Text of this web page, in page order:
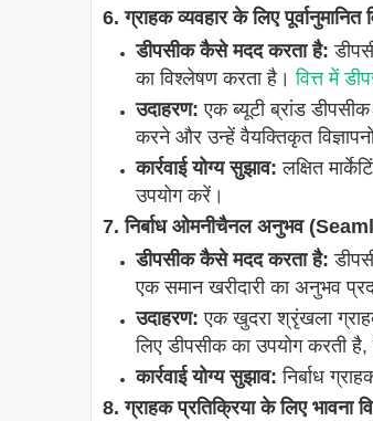
6. ग्राहक व्यवहार के लिए
डीपसीक कैसे मदद करता है:
का विश्लेषण करता है।वित्त में
उदाहरण: एक ब्यूटी ब्रांड
करने और उन्हें वैयक्तिकृत
कार्रवाई योग्य सुझाव: लक्षित
उपयोग करें।
7. निर्बाध ओमनीचैनल अनुभव
डीपसीक कैसे मदद करता है:
एक समान खरीदारी का अनुभव
उदाहरण: एक खुदरा श्रृंखला
लिए डीपसीक का उपयोग करती
कार्रवाई योग्य सुझाव: निर्बाध
8. ग्राहक प्रतिक्रिया के लिए